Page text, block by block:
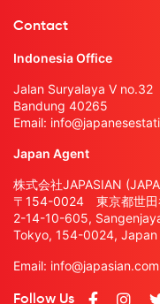
Contact
Indonesia Office
Jalan Suryalaya V no.32
Bandung 40265
Email:
Japan Agent
株式会社JAPASIAN
〒154-0024 東京都世田
2-14-10-605,
Tokyo, 154-0024, Japan
Email: info@japasian.com
Follow Us